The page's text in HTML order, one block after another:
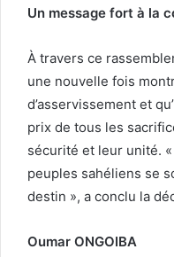
Un message fort à la
À travers ce
une nouvelle fois
d’asservissement et
prix de tous les
sécurité et leur unité.
peuples sahéliens se
destin », a conclu la
Oumar ONGOIBA